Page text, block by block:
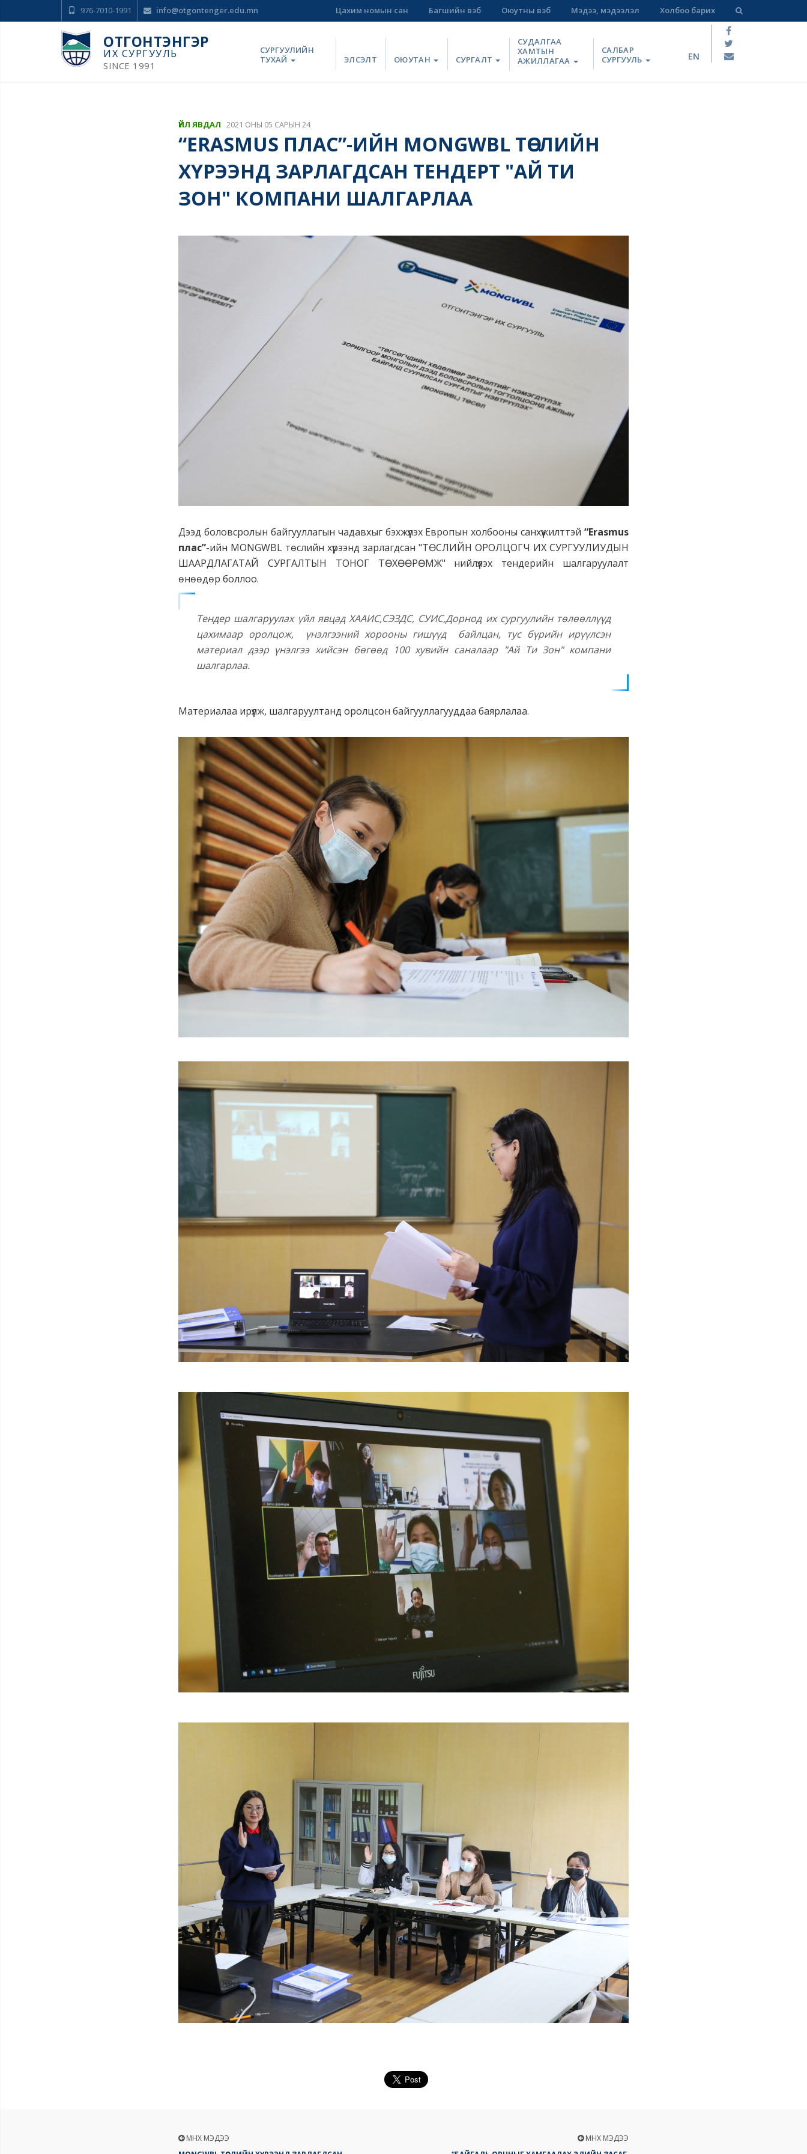
976-7010-1991 info@otgontenger.edu.mn Цахим номын сан Багшийн вэб Оюутны вэб Мэдээ, мэдээлэл Холбоо барих
ОТГОНТЭНГЭР
ИХ СУРГУУЛЬ
SINCE 1991
СУРГУУЛИЙН
ТУХАЙ
ЭЛСЭЛТ ОЮУТАН СУРГАЛТ
СУДАЛГАА
ХАМТЫН
АЖИЛЛАГАА
САЛБАР
СУРГУУЛЬ
EN
ҮЙЛ ЯВДАЛ 2021 ОНЫ 05 САРЫН 24
“ERASMUS ПЛАС”-ИЙН MONGWBL ТӨСЛИЙН
ХҮРЭЭНД ЗАРЛАГДСАН ТЕНДЕРТ "АЙ ТИ
ЗОН" КОМПАНИ ШАЛГАРЛАА
Дээд боловсролын байгууллагын чадавхыг бэхжүүлэх Европын холбооны санхүүжилттэй “Erasmus
плас”-ийн MONGWBL төслийн хүрээнд зарлагдсан "ТӨСЛИЙН ОРОЛЦОГЧ ИХ СУРГУУЛИУДЫН
ШААРДЛАГАТАЙ СУРГАЛТЫН ТОНОГ ТӨХӨӨРӨМЖ" нийлүүлэх тендерийн шалгаруулалт
өнөөдөр боллоо.
Тендер шалгаруулах үйл явцад ХААИС,СЭЗДС, СУИС,Дорнод их сургуулийн төлөөллүүд
цахимаар оролцож, үнэлгээний хорооны гишүүдбайлцан, тус бүрийн ирүүлсэн
материал дээр үнэлгээ хийсэн бөгөөд 100 хувийн саналаар "Ай Ти Зон" компани
шалгарлаа.
Материалаа ирүүлж, шалгаруултанд оролцсон байгууллагууддаа баярлалаа.
ӨМНӨХ МЭДЭЭ
ӨМНӨХ МЭДЭЭ